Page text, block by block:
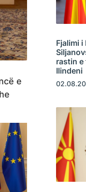
e
Fjalimi i
rastin
Ilindeni